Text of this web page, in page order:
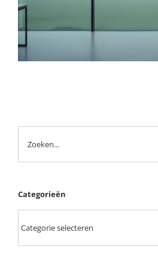
naar:
Categorieën